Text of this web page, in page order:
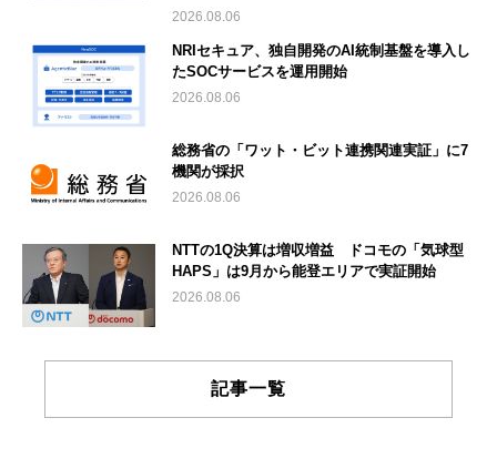
2026.08.06
NRIセキュア、独自開発のAI統制基盤を導入し
たSOCサービスを運用開始
2026.08.06
総務省の「ワット・ビット連携関連実証」に7
機関が採択
2026.08.06
NTTの1Q決算は増収増益 ドコモの「気球型
HAPS」は9月から能登エリアで実証開始
2026.08.06
記事一覧